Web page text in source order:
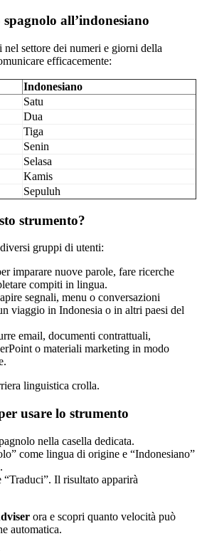
all’indonesiano
settore dei numeri e giorni della
efficacemente:
Indonesiano
Satu
Dua
Tiga
Senin
Selasa
Kamis
Sepuluh
strumento?
gruppi di utenti:
imparare nuove parole, fare ricerche
compiti in lingua.
segnali, menu o conversazioni
viaggio in Indonesia o in altri paesi del
email, documenti contrattuali,
o materiali marketing in modo
linguistica crolla.
usare lo strumento
nella casella dedicata.
come lingua di origine e “Indonesiano”
“Traduci”. Il risultato apparirà
ora e scopri quanto velocità può
automatica.